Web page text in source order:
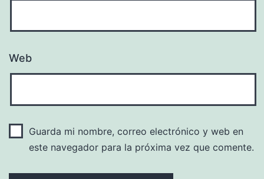
Web
Guarda mi nombre, correo electrónico y web en
este navegador para la próxima vez que comente.